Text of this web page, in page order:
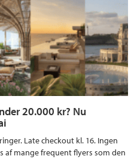
20.000 kr? Nu
Late checkout kl. 16. Ingen
af mange frequent flyers som den